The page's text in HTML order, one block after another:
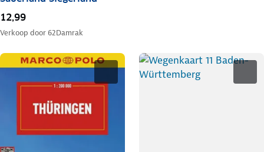
12,99
Verkoop door 62Damrak